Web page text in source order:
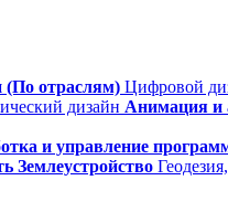
(По отраслям) Цифровой
дизайн Анимация и
и управление
Землеустройство